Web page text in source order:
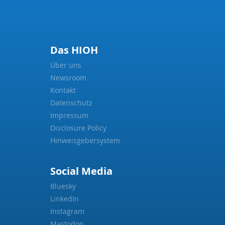
Das HIOH
Über uns
Newsroom
Kontakt
Datenschutz
Impressum
Disclosure Policy
Hinweisgebersystem
Social Media
Bluesky
LinkedIn
Instagram